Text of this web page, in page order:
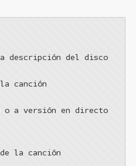
descripción del disco
canción
o a versión en directo
la canción